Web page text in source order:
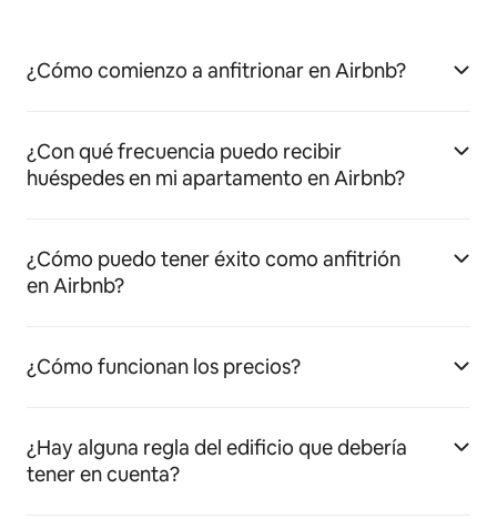
¿Cómo comienzo a anfitrionar en Airbnb?
¿Con qué frecuencia puedo recibir
huéspedes en mi apartamento en Airbnb?
¿Cómo puedo tener éxito como anfitrión
en Airbnb?
¿Cómo funcionan los precios?
¿Hay alguna regla del edificio que debería
tener en cuenta?